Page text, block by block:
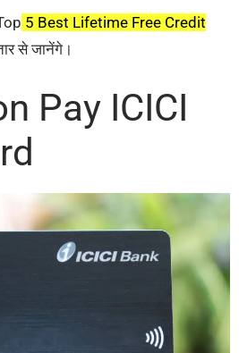
5 Best Lifetime Free Credit
से जानेंगे।
Pay ICICI